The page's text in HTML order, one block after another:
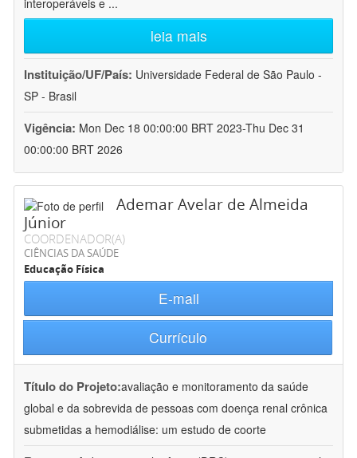
interoperáveis e ...
leia mais
Instituição/UF/País: Universidade Federal de São Paulo -
SP - Brasil
Vigência: Mon Dec 18 00:00:00 BRT 2023-Thu Dec 31
00:00:00 BRT 2026
Ademar Avelar de Almeida
Júnior
COORDENADOR(A)
CIÊNCIAS DA SAÚDE
Educação Física
E-mail
Currículo
Título do Projeto:avaliação e monitoramento da saúde
global e da sobrevida de pessoas com doença renal crônica
submetidas a hemodiálise: um estudo de coorte